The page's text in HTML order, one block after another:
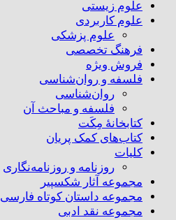
علوم زیستی
علوم کاربردی
علوم پزشکی
فرهنگ تخصصی
فروش ویژه
فلسفه و روان‌شناسی
روان‌شناسی
فلسفه و مباحث آن
کتابخانۀ مِکَت
کتاب‌های کمک پریان
کلیات
روزنامه و روزنامه‌نگاری
مجموعه آثار شکسپیر
مجموعه داستان کوتاه فارسی
مجموعه نقد ادبی